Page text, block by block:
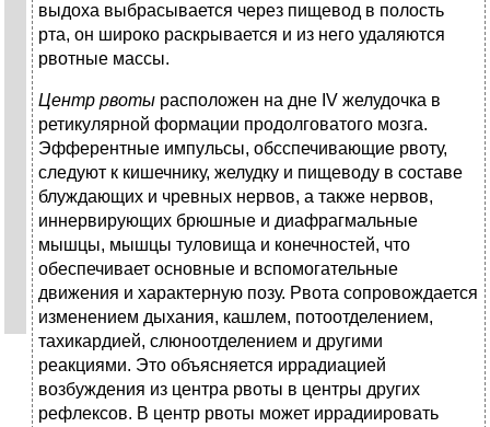
выдоха выбрасывается через пищевод в полость
рта, он широко раскрывается и из него удаляются
рвотные массы.
Центр рвоты расположен на дне IV желудочка в
ретикулярной формации продолговатого мозга.
Эфферентные импульсы, обсспечивающие рвоту,
следуют к кишечнику, желудку и пищеводу в составе
блуждающих и чревных нервов, а также нервов,
иннервирующих брюшные и диафрагмальные
мышцы, мышцы туловища и конечностей, что
обеспечивает основные и вспомогательные
движения и характерную позу. Рвота сопровождается
изменением дыхания, кашлем, потоотделением,
тахикардией, слюноотделением и другими
реакциями. Это объясняется иррадиацией
возбуждения из центра рвоты в центры других
рефлексов. В центр рвоты может иррадиировать